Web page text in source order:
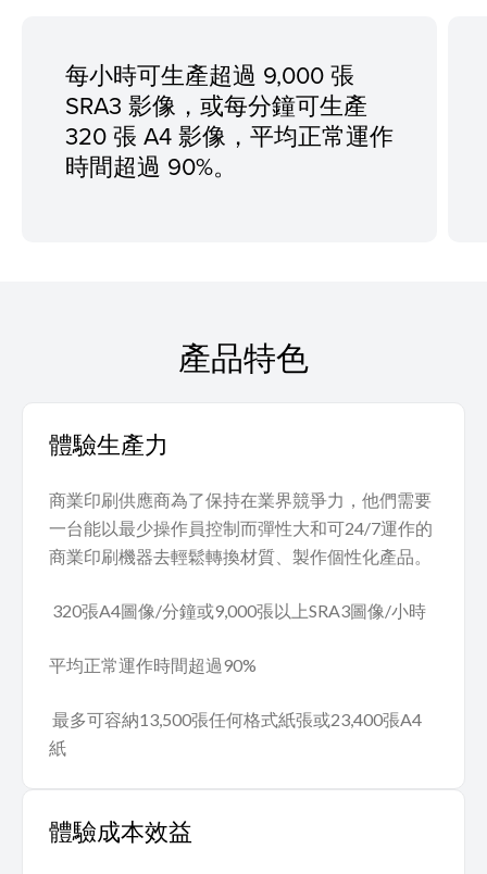
每小時可生產超過 9,000 張
SRA3 影像，或每分鐘可生產
320 張 A4 影像，平均正常運作
時間超過 90%。
產品特色
體驗生產力
商業印刷供應商為了保持在業界競爭力，他們需要
一台能以最少操作員控制而彈性大和可24/7運作的
商業印刷機器去輕鬆轉換材質、製作個性化產品。
320張A4圖像/分鐘或9,000張以上SRA3圖像/小時
平均正常運作時間超過90%
最多可容納13,500張任何格式紙張或23,400張A4
紙
體驗成本效益